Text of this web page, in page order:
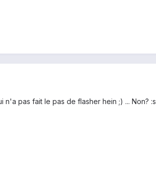
pas fait le pas de flasher hein ;) ... Non? :s